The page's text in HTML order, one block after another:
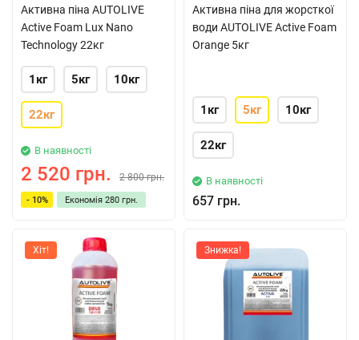
Активна піна AUTOLIVE
Active Foam Lux Nano
Technology 22кг
1кг 5кг 10кг
22кг
В наявності
2 520 грн. 2 800 грн.
- 10% Економія 280 грн.
Активна піна для жорсткої
води AUTOLIVE Active Foam
Orange 5кг
1кг 5кг 10кг
22кг
В наявності
657 грн.
Хіт! Знижка!